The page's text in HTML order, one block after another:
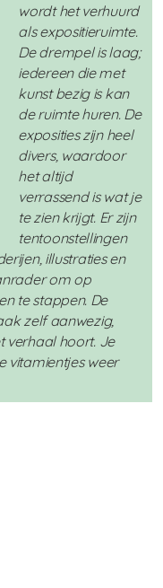
wordt het verhuurd
als expositieruimte.
De drempel is laag;
iedereen die met
kunst bezig is kan
de ruimte huren. De
exposities zijn heel
divers, waardoor
het altijd
verrassend is wat je
te zien krijgt. Er zijn
tentoonstellingen
illustraties en
om op
te stappen. De
zelf aanwezig,
verhaal hoort. Je
vitamientjes weer